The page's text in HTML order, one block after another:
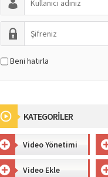
Beni hatırla
KATEGORİLER
Video Yönetimi
Video Ekle